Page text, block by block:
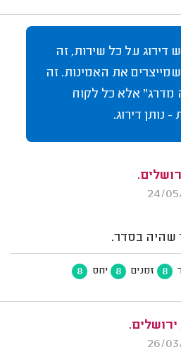
דירוג על כל שירות, זה
את האמינות. זה
מדרג" אלא כל לקוח
נותן דירוג.
שהיה בסדר.
8 זמנים 8 יחס 8